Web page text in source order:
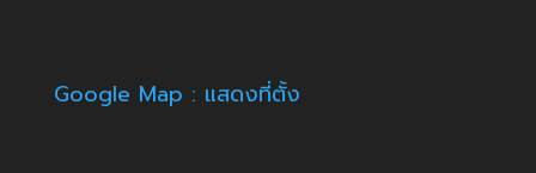
Google Map : แสดงที่ตั้ง